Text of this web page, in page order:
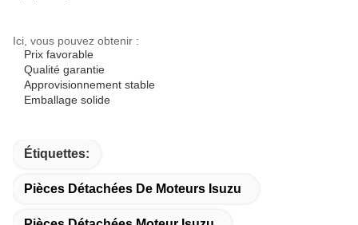
Ici, vous pouvez obtenir :
Prix favorable
Qualité garantie
Approvisionnement stable
Emballage solide
Étiquettes:
Pièces Détachées De Moteurs Isuzu